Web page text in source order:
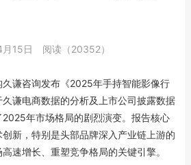
15日 阅读（20352）
谦咨询发布《2025年手持智能影像行
谦电商数据的分析及上市公司披露数据
年市场格局的剧烈演变。报告核心
新，特别是头部品牌深入产业链上游的
速增长、重塑竞争格局的关键引擎。